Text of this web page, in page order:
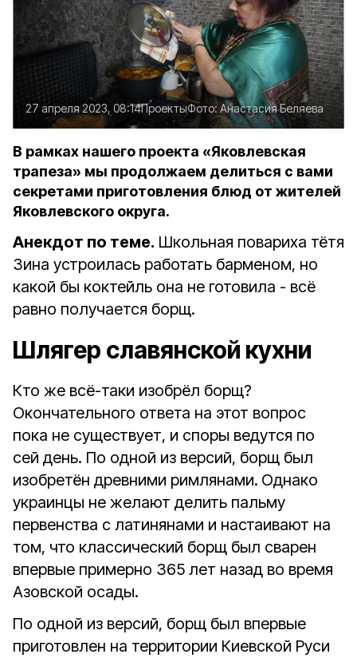
27 апреля 2023, 08:14ПроектыФото:Анастасия Беляева
В рамках нашего проекта «Яковлевская
трапеза» мы продолжаем делиться с вами
секретами приготовления блюд от жителей
Яковлевского округа.
Анекдот по теме. Школьная повариха тётя
Зина устроилась работать барменом, но
какой бы коктейль она не готовила - всё
равно получается борщ.
Шлягер славянской кухни
Кто же всё-таки изобрёл борщ?
Окончательного ответа на этот вопрос
пока не существует, и споры ведутся по
сей день. По одной из версий, борщ был
изобретён древними римлянами. Однако
украинцы не желают делить пальму
первенства с латинянами и настаивают на
том, что классический борщ был сварен
впервые примерно 365 лет назад во время
Азовской осады.
По одной из версий, борщ был впервые
приготовлен на территории Киевской Руси